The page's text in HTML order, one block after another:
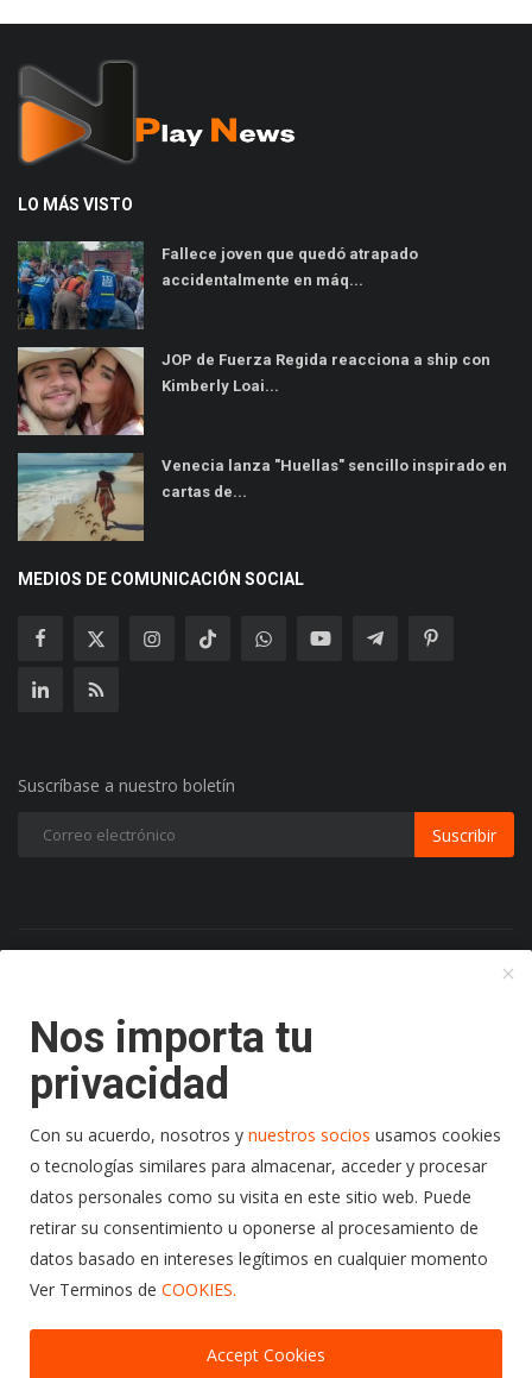
LO MÁS VISTO
Fallece joven que quedó atrapado
accidentalmente en máq...
JOP de Fuerza Regida reacciona a ship con
Kimberly Loai...
Venecia lanza "Huellas" sencillo inspirado en
cartas de...
MEDIOS DE COMUNICACIÓN SOCIAL
Suscríbase a nuestro boletín
Suscribir
Politicas de Cookies
Terminos y Condiciones
Politicas de Privacidad
Nos importa tu
privacidad
Con su acuerdo, nosotros y nuestros socios usamos cookies
o tecnologías similares para almacenar, acceder y procesar
datos personales como su visita en este sitio web. Puede
retirar su consentimiento u oponerse al procesamiento de
datos basado en intereses legítimos en cualquier momento
Ver Terminos de COOKIES.
Accept Cookies
95.7 f.m.
Radio Play Stereo
audio/images/p3.jpg
https://radioplaystereo.com
https://stream.giostreaming.app:2020/stream/radio-playstereo